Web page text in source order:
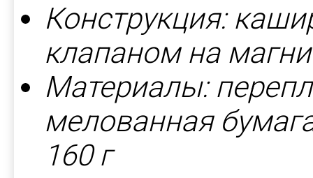
Конструкция:
клапаном на
Материалы:
мелованная
160 г